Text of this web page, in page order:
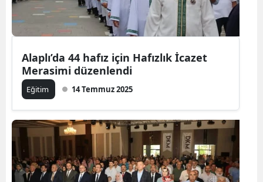
Alaplı’da 44 hafız için Hafızlık İcazet
Merasimi düzenlendi
Eğitim 14 Temmuz 2025